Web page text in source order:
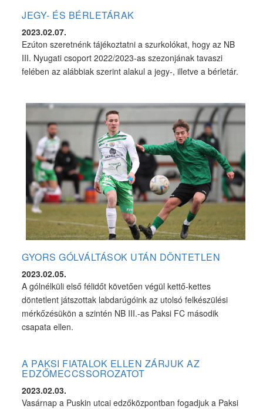
JEGY- ÉS BÉRLETÁRAK
2023.02.07.
Ezúton szeretnénk tájékoztatni a szurkolókat, hogy az NB
III. Nyugati csoport 2022/2023-as szezonjának tavaszi
felében az alábbiak szerint alakul a jegy-, illetve a bérletár.
GYORS GÓLVÁLTÁSOK UTÁN DÖNTETLEN
2023.02.05.
A gólnélküli első félidőt követően végül kettő-kettes
döntetlent játszottak labdarúgóink az utolsó felkészülési
mérkőzésükön a szintén NB III.-as Paksi FC második
csapata ellen.
A PAKSI FIATALOK ELLEN ZÁRJUK AZ
EDZŐMECCSSOROZATOT
2023.02.03.
Vasárnap a Puskin utcai edzőközpontban fogadjuk a Paksi